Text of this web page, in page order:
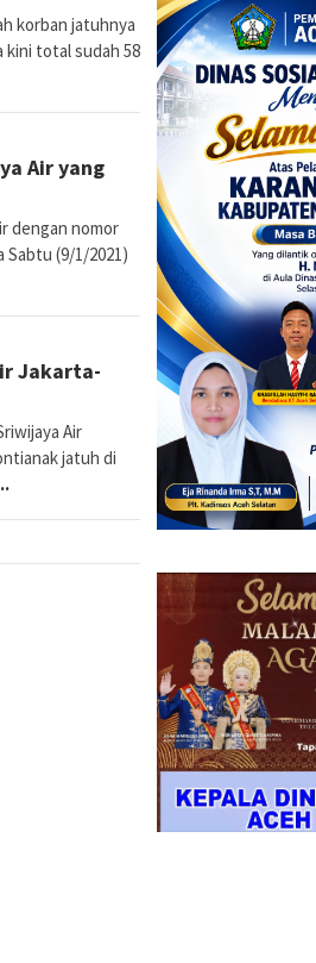
korban jatuhnya
kini total sudah 58
Air yang
dengan nomor
Sabtu (9/1/2021)
Jakarta-
Air
jatuh di